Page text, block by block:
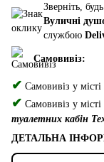
Зверніть,
Вуличні
службою
Самовивіз:
✔ Самовивіз у місті
✔ Самовивіз у місті
туалетних кабін
ДЕТАЛЬНА